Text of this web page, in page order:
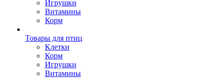
Игрушки
Витамины
Корм
Товары для птиц
Клетки
Корм
Игрушки
Витамины